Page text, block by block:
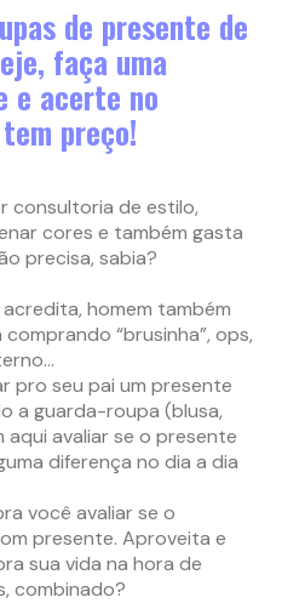
de presente de
faça uma
e acerte no
preço!
consultoria de estilo,
cores e também gasta
precisa, sabia?
homem também
“brusinha”, ops,
pro seu pai um presente
a guarda-roupa (blusa,
avaliar se o presente
diferença no dia a dia
você avaliar se o
presente. Aproveita e
sua vida na hora de
combinado?